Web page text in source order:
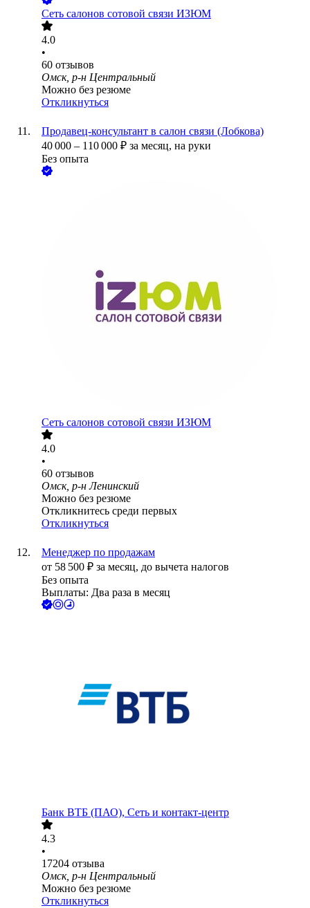
Сеть салонов сотовой связи ИЗЮМ
4.0
•
60 отзывов
Омск, р-н Центральный
Можно без резюме
Откликнуться
Продавец-консультант в салон связи (Лобкова)
40 000 – 110 000 ₽ за месяц, на руки
Без опыта
Сеть салонов сотовой связи ИЗЮМ
4.0
•
60 отзывов
Омск, р-н Ленинский
Можно без резюме
Откликнитесь среди первых
Откликнуться
Менеджер по продажам
от 58 500 ₽ за месяц, до вычета налогов
Без опыта
Выплаты: Два раза в месяц
Банк ВТБ (ПАО), Сеть и контакт-центр
4.3
•
17204 отзыва
Омск, р-н Центральный
Можно без резюме
Откликнуться